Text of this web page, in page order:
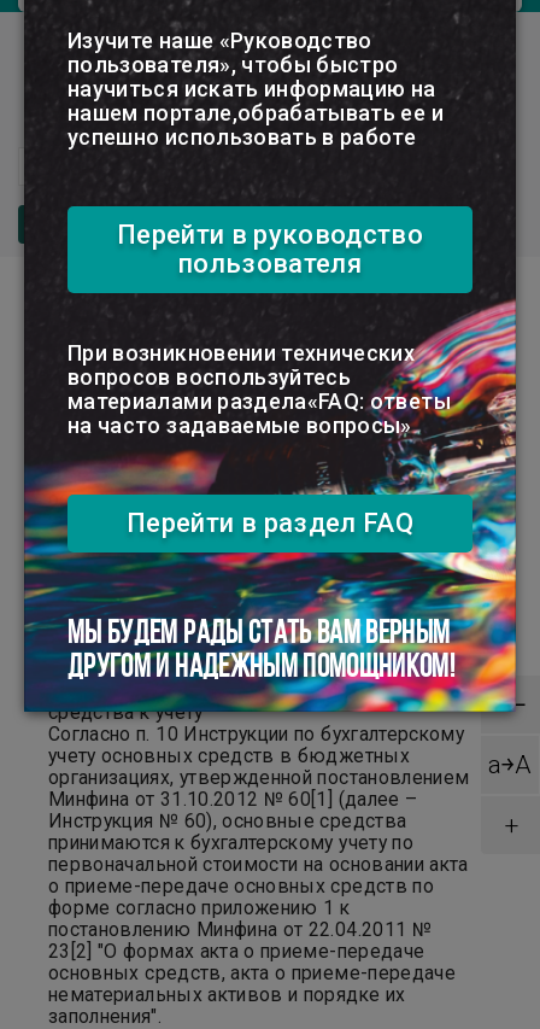
Электронный журнал Моя
бухгалтерия. Бюджетные
организации
2025
ПОКАЗАТЬ
Бухгалтерский учет
ЗАПОЛНЕНИЕ АКТА О
ПРИЕМЕ-ПЕРЕДАЧЕ
ОСНОВНЫХ СРЕДСТВ
228 просмотров
Если в организации выявлены излишки
основных средств, то заполнения
инвентаризационных и сличительных
ведомостей недостаточно. Необходимо
оформить акт о приеме-передаче основных
средств. Именно он является первичным
учетным документом для принятия основного
средства к учету. В материале будет
рассмотрен образец его заполнения.
Общие положения о принятии основного
средства к учету
Согласно п. 10 Инструкции по бухгалтерскому
учету основных средств в бюджетных
организациях, утвержденной постановлением
Минфина от 31.10.2012 № 60[1] (далее –
Инструкция № 60), основные средства
принимаются к бухгалтерскому учету по
первоначальной стоимости на основании акта
о приеме-передаче основных средств по
форме согласно приложению 1 к
постановлению Минфина от 22.04.2011 №
23[2] "О формах акта о приеме-передаче
основных средств, акта о приеме-передаче
нематериальных активов и порядке их
заполнения".
×
—
a￫A
+
Изучите наше «Руководство
пользователя», чтобы быстро
научиться искать информацию на
нашем портале,обрабатывать ее и
успешно использовать в работе
Перейти в руководство
пользователя
При возникновении технических
вопросов воспользуйтесь
материалами раздела«FAQ: ответы
на часто задаваемые вопросы»
Перейти в раздел FAQ
МЫ БУДЕМ РАДЫ СТАТЬ ВАМ ВЕРНЫМ
ДРУГОМ И НАДЕЖНЫМ ПОМОЩНИКОМ!